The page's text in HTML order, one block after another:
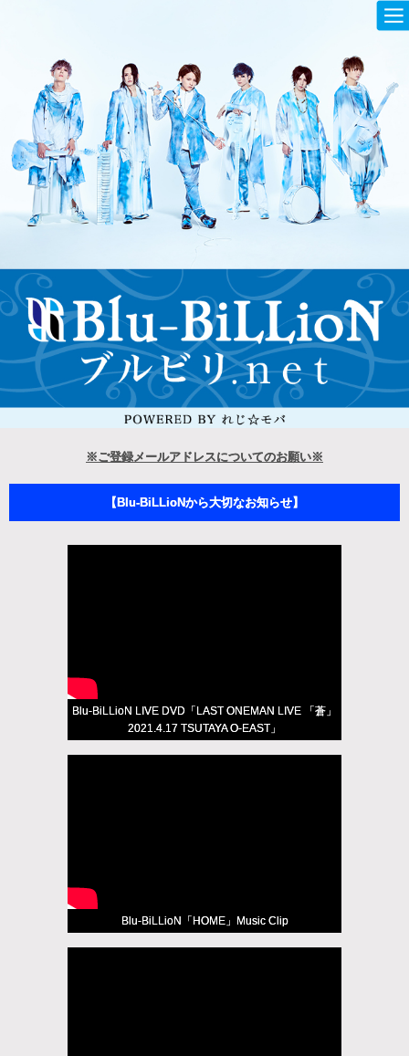
※ご登録メールアドレスについてのお願い※
【Blu-BiLLioNから大切なお知らせ】
Blu-BiLLioN LIVE DVD「LAST ONEMAN LIVE 「蒼」
2021.4.17 TSUTAYA O-EAST」
Blu-BiLLioN「HOME」Music Clip